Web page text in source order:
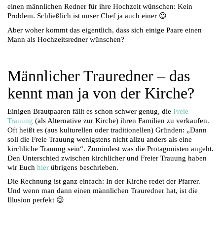
einen männlichen Redner für ihre Hochzeit wünschen: Kein
Problem. Schließlich ist unser Chef ja auch einer 😉
Aber woher kommt das eigentlich, dass sich einige Paare einen
Mann als Hochzeitsredner wünschen?
Männlicher Trauredner – das
kennt man ja von der Kirche?
Einigen Brautpaaren fällt es schon schwer genug, die Freie
Trauung (als Alternative zur Kirche) ihren Familien zu verkaufen.
Oft heißt es (aus kulturellen oder traditionellen) Gründen: „Dann
soll die Freie Trauung wenigstens nicht allzu anders als eine
kirchliche Trauung sein“. Zumindest was die Protagonisten angeht.
Den Unterschied zwischen kirchlicher und Freier Trauung haben
wir Euch hier übrigens beschrieben.
Die Rechnung ist ganz einfach: In der Kirche redet der Pfarrer.
Und wenn man dann einen männlichen Trauredner hat, ist die
Illusion perfekt 😉